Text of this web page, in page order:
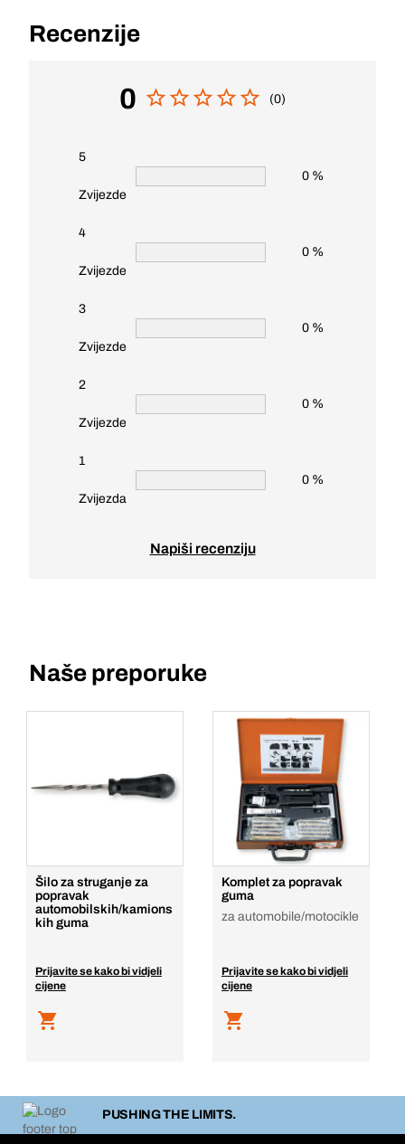
Recenzije
0 (0)
5
Zvijezde
0 %
4
Zvijezde
0 %
3
Zvijezde
0 %
2
Zvijezde
0 %
1
Zvijezda
0 %
Napiši recenziju
Naše preporuke
Šilo za struganje za
popravak
automobilskih/kamions
kih guma
Prijavite se kako bi vidjeli
cijene
Komplet za popravak
guma
za automobile/motocikle
Prijavite se kako bi vidjeli
cijene
PUSHING THE LIMITS.